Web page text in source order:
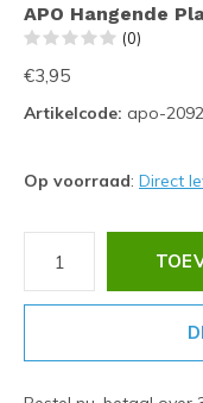
APO Hangende
(0)
€3,95
Artikelcode: apo-2092
Op voorraad: Direct